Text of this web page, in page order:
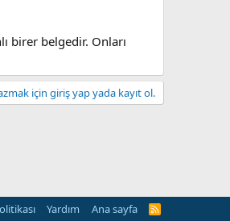
birer belgedir. Onları
için giriş yap yada kayıt ol.
Yardım Ana sayfa
R